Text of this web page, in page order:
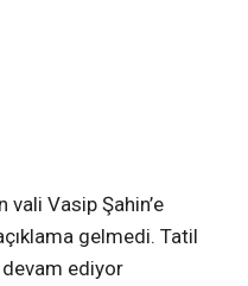
Vasip Şahin’e
gelmedi. Tatil
ediyor